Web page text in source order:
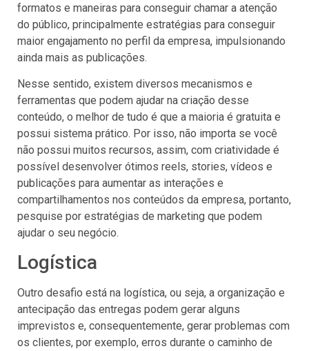
formatos e maneiras para conseguir chamar a atenção
do público, principalmente estratégias para conseguir
maior engajamento no perfil da empresa, impulsionando
ainda mais as publicações.
Nesse sentido, existem diversos mecanismos e
ferramentas que podem ajudar na criação desse
conteúdo, o melhor de tudo é que a maioria é gratuita e
possui sistema prático. Por isso, não importa se você
não possui muitos recursos, assim, com criatividade é
possível desenvolver ótimos reels, stories, vídeos e
publicações para aumentar as interações e
compartilhamentos nos conteúdos da empresa, portanto,
pesquise por estratégias de marketing que podem
ajudar o seu negócio.
Logística
Outro desafio está na logística, ou seja, a organização e
antecipação das entregas podem gerar alguns
imprevistos e, consequentemente, gerar problemas com
os clientes, por exemplo, erros durante o caminho de